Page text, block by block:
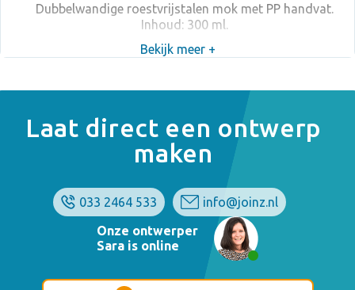
Dubbelwandige roestvrijstalen mok met PP handvat.
Inhoud: 300 ml.
Bekijk meer +
Laat direct een ontwerp
maken
033 2464 533
info@joinz.nl
Onze ontwerper
Sara is online